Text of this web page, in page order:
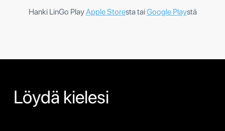
Hanki LinGo PlayApple Storesta taiGoogle Playstä
Löydä kielesi